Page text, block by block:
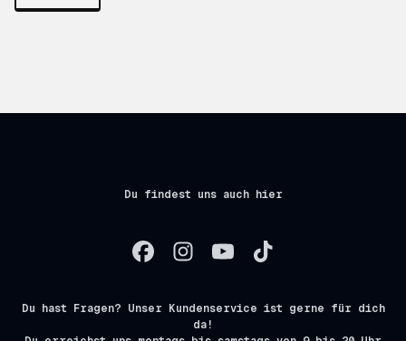
Du findest uns auch hier
Du hast Fragen? Unser Kundenservice ist gerne für dich
da!